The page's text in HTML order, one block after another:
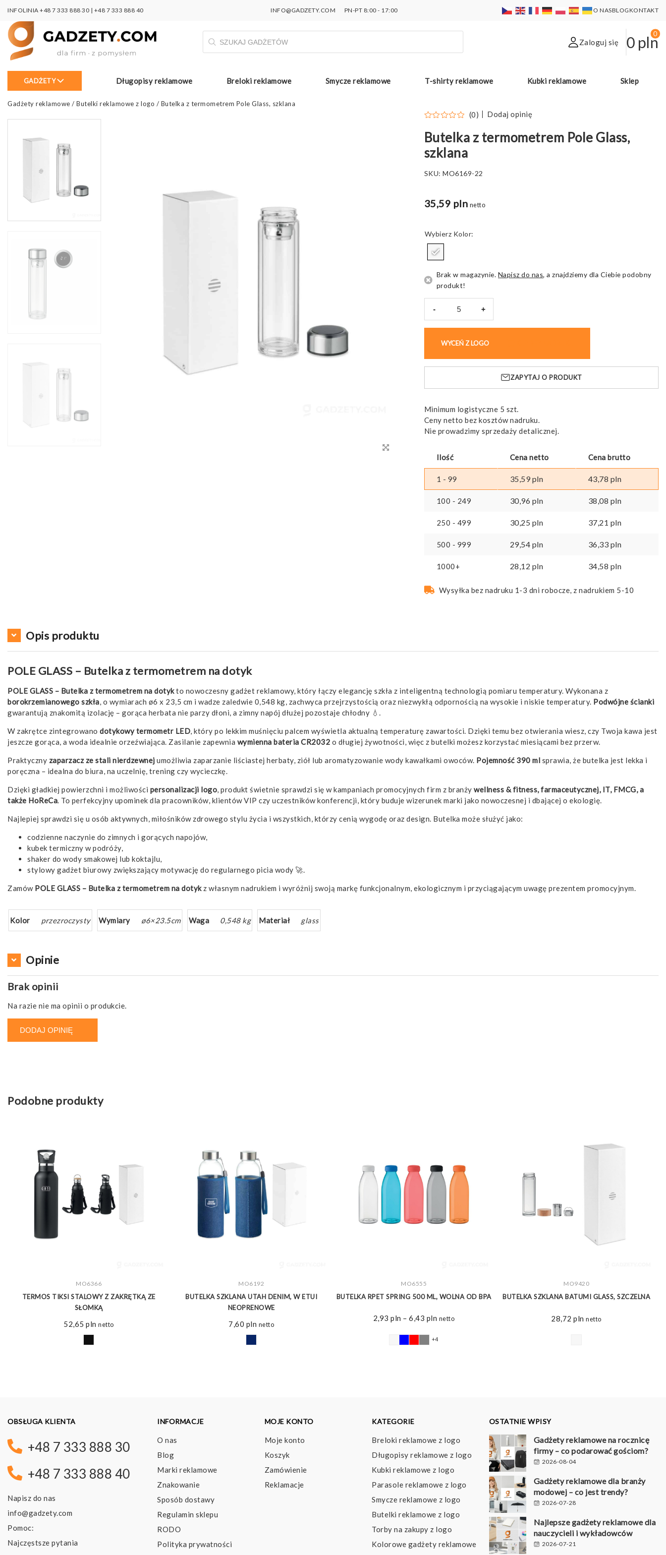
INFOLINIA +48 7 333 888 30 | +48 7 333 888 40 INFO@GADZETY.COM PN-PT 8:00 - 17:00 O NASBLOGKONTAKT
Wyszukiwarka
produktów
Zaloguj się 0 pln
0
GADŻETY Długopisy reklamowe Breloki reklamowe Smycze reklamowe T-shirty reklamowe Kubki reklamowe Sklep
Gadżety reklamowe / Butelki reklamowe z logo / Butelka z termometrem Pole Glass, szklana
(0) Dodaj opinię
Butelka z termometrem Pole Glass,
szklana
SKU:MO6169-22
35,59 pln netto
Kolor
Brak w magazynie. Napisz do nas, a znajdziemy dla Ciebie podobny
produkt!
-
termometrem
Pole
Glass,
+
WYCEŃ Z LOGO
ZAPYTAJ O PRODUKT
Minimum logistyczne 5 szt.
Ceny netto bez kosztów nadruku.
Nie prowadzimy sprzedaży detalicznej.
Ilość Cena netto Cena brutto
1 - 99 35,59pln 43,78 pln
100 - 249 30,96 pln 38,08 pln
250 - 499 30,25 pln 37,21 pln
500 - 999 29,54 pln 36,33 pln
1000+ 28,12 pln 34,58 pln
Wysyłka bez nadruku 1-3 dni robocze, z nadrukiem 5-10
Opis produktu
POLE GLASS – Butelka z termometrem na dotyk
POLE GLASS – Butelka z termometrem na dotykto nowoczesny gadżet reklamowy, który łączy elegancję szkła z inteligentną technologią pomiaru temperatury. Wykonana z
borokrzemianowego szkła, o wymiarach ø6 x 23,5 cm i wadze zaledwie 0,548 kg, zachwyca przejrzystością oraz niezwykłą odpornością na wysokie i niskie temperatury. Podwójne ścianki
gwarantują znakomitą izolację – gorąca herbata nie parzy dłoni, a zimny napój dłużej pozostaje chłodny 💧.
W zakrętce zintegrowano dotykowy termometr LED, który po lekkim muśnięciu palcem wyświetla aktualną temperaturę zawartości. Dzięki temu bez otwierania wiesz, czy Twoja kawa jest
jeszcze gorąca, a woda idealnie orzeźwiająca. Zasilanie zapewnia wymienna bateria CR2032 o długiej żywotności, więc z butelki możesz korzystać miesiącami bez przerw.
Praktyczny zaparzacz ze stali nierdzewnej umożliwia zaparzanie liściastej herbaty, ziół lub aromatyzowanie wody kawałkami owoców. Pojemność 390 ml sprawia, że butelka jest lekka i
poręczna – idealna do biura, na uczelnię, trening czy wycieczkę.
Dzięki gładkiej powierzchni i możliwości personalizacji logo, produkt świetnie sprawdzi się w kampaniach promocyjnych firm z branży wellness & fitness, farmaceutycznej, IT, FMCG, a
także HoReCa. To perfekcyjny upominek dla pracowników, klientów VIP czy uczestników konferencji, który buduje wizerunek marki jako nowoczesnej i dbającej o ekologię.
Najlepiej sprawdzi się u osób aktywnych, miłośników zdrowego stylu życia i wszystkich, którzy cenią wygodę oraz design. Butelka może służyć jako:
codzienne naczynie do zimnych i gorących napojów,
kubek termiczny w podróży,
shaker do wody smakowej lub koktajlu,
stylowy gadżet biurowy zwiększający motywację do regularnego picia wody 🚀.
Zamów POLE GLASS – Butelka z termometrem na dotykz własnym nadrukiem i wyróżnij swoją markę funkcjonalnym, ekologicznym i przyciągającym uwagę prezentem promocyjnym.
Kolor przezroczysty Wymiary ø6×23.5cm Waga 0,548 kg Materiał glass
Opinie
Brak opinii
Na razie nie ma opinii o produkcie.
DODAJ OPINIĘ
Podobne produkty
ZOBACZ WIĘCEJ
MO6366
TERMOS TIKSI STALOWY Z ZAKRĘTKĄ ZE
SŁOMKĄ
52,65pln netto
ZOBACZ WIĘCEJ
MO6192
BUTELKA SZKLANA UTAH DENIM, W ETUI
NEOPRENOWE
7,60 pln netto
ZOBACZ WIĘCEJ
MO6555
BUTELKA RPET SPRING 500 ML, WOLNA OD BPA
2,93pln – 6,43 pln Zakres
2,93 pln
netto
+4
ZOBACZ WIĘCEJ
MO9420
BUTELKA SZKLANA BATUMI GLASS, SZCZELNA
28,72pln netto
OBSŁUGA KLIENTA
+48 7 333 888 30
+48 7 333 888 40
Napisz do nas
info@gadzety.com
Pomoc:
Najczęstsze pytania
INFORMACJE
O nas
Blog
Marki reklamowe
Znakowanie
Sposób dostawy
Regulamin sklepu
RODO
Polityka prywatności
MOJE KONTO
Moje konto
Koszyk
Zamówienie
Reklamacje
KATEGORIE
Breloki reklamowe z logo
Długopisy reklamowe z logo
Kubki reklamowe z logo
Parasole reklamowe z logo
Smycze reklamowe z logo
Butelki reklamowe z logo
Torby na zakupy z logo
Kolorowe gadżety reklamowe
OSTATNIE WPISY
Gadżety reklamowe na rocznicę
firmy – co podarować gościom?
2026-08-04
Gadżety reklamowe dla branży
modowej – co jest trendy?
2026-07-28
Najlepsze gadżety reklamowe dla
nauczycieli i wykładowców
2026-07-21